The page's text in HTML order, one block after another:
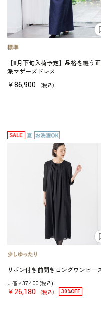
【8月下旬入荷予定】品格を纏う
派マザーズドレス
￥86,900 （税込）
リボン付き前開きロングワンピー
定価￥37,400(税込)
￥26,180 （税込） 30%OFF